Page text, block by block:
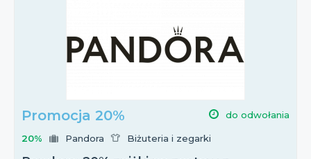
Promocja 20% do odwołania
20% Pandora Biżuteria i zegarki